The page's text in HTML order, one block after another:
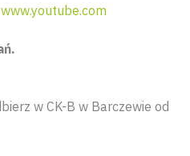
www.youtube.com
w CK-B w Barczewie od